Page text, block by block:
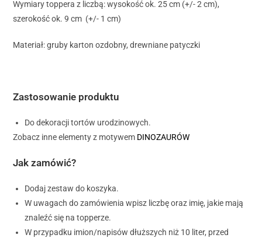
Wymiary toppera z liczbą: wysokość ok. 25 cm (+/- 2 cm),
szerokość ok. 9 cm (+/- 1 cm)
Materiał: gruby karton ozdobny, drewniane patyczki
Zastosowanie produktu
Do dekoracji tortów urodzinowych.
Zobacz inne elementy z motywem DINOZAURÓW
Jak zamówić?
Dodaj zestaw do koszyka.
W uwagach do zamówienia wpisz liczbę oraz imię, jakie mają
znaleźć się na topperze.
W przypadku imion/napisów dłuższych niż 10 liter, przed